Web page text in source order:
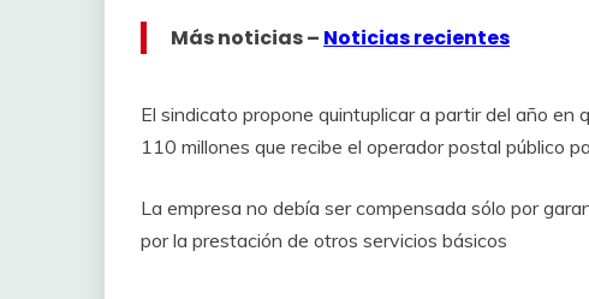
Más noticias – Noticias recientes
El sindicato propone quintuplicar a partir del año en
110 millones que recibe el operador postal público
La empresa no debía ser compensada sólo por
por la prestación de otros servicios básicos